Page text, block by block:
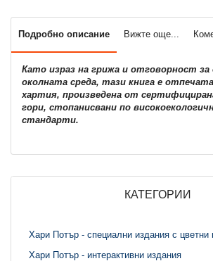
Подробно описание Вижте още...
Като израз на грижа и отговорност за
околната среда, тази книга е
хартия, произведена от
гори, стопанисвани по
стандарти.
КАТЕГОРИИ
Хари Потър - специални издания с цветни
Хари Потър - интерактивни издания